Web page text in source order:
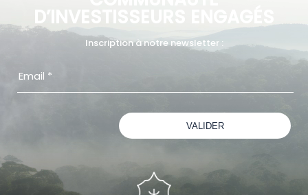
D’INVESTISSEURS ENGAGÉS
Inscription à notre newsletter :